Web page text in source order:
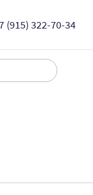
(915) 322-70-34